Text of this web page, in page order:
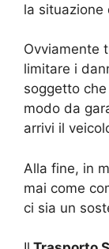
la situazione
Ovviamente
limitare i
soggetto
modo da
arrivi il
Alla fine, in
mai come
ci sia un